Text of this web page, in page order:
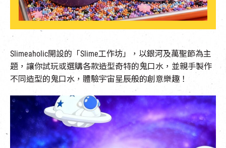
Slimeaholic開設的「Slime工作坊」，以銀河及萬聖節為主
題，讓你試玩或選購各款造型奇特的鬼口水，並親手製作
不同造型的鬼口水，體驗宇宙星辰般的創意樂趣！